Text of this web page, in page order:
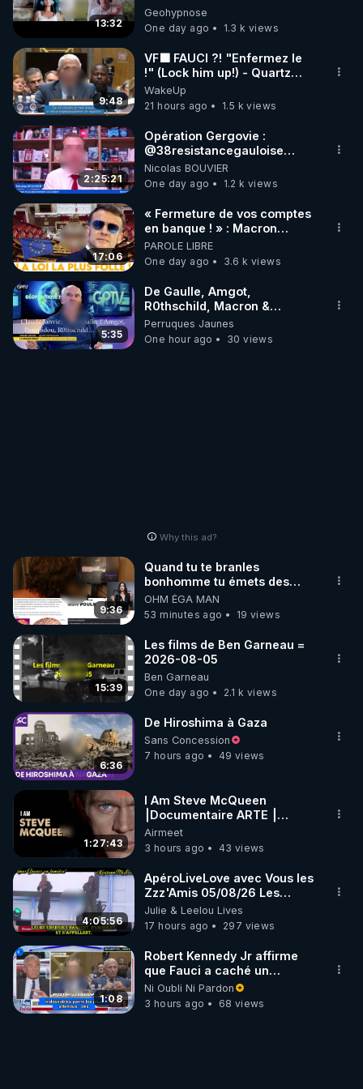
: Le rapport pointe du
doigt des défaillances
de suivi. Par exemple,
en raison de
contraintes
budgétaires, le nombre
de mères et d'enfants
accompagnés…
défaillances de suivi. Par
exemple, en raison de
contraintes budgétaires, le
nombre de mères et
d'enfants accompagnés…
13:32
Enquête sous hypnose
Geohypnose
One day ago
1.3 k views
9:48
VF🟩 FAUCI ?! "Enfermez le
!" (Lock him up!) - Quartz
Traduction
WakeUp
21 hours ago
1.5 k views
2:25:21
Opération Gergovie :
‪@38resistancegauloise‬
‪@MarionSigautOfficiel‬
‪@gladysriifard5710‬ Laëtitia
Nicolas BOUVIER
One day ago
1.2 k views
17:06
« Fermeture de vos comptes
en banque ! » : Macron
impose une loi folle !
PAROLE LIBRE
One day ago
3.6 k views
5:35
De Gaulle, Amgot,
R0thschild, Macron &
Pompidou… Macron Claude
Janvier, GPTV, 18 X 2024
Perruques Jaunes
One hour ago
30 views
Why this ad?
9:36
Quand tu te branles
bonhomme tu émets des
ondes ils ont juste omis de
t'expliquer
OHM ÉGA MAN
53 minutes ago
19 views
15:39
Les films de Ben Garneau =
2026-08-05
Ben Garneau
One day ago
2.1 k views
6:36
De Hiroshima à Gaza
Sans Concession
7 hours ago
49 views
1:27:43
I Am Steve McQueen
⎮Documentaire ARTE ⎮
Cinema
Airmeet
3 hours ago
43 views
4:05:56
ApéroLiveLove avec Vous les
Zzz'Amis 05/08/26 Les
Zzz'Infos Bonheur de Leelou
Julie & Leelou Lives
17 hours ago
297 views
1:08
Robert Kennedy Jr affirme
que Fauci a caché un
infarctus pulmonaire
survenu après sa
vaccination
Ni Oubli Ni Pardon
3 hours ago
68 views